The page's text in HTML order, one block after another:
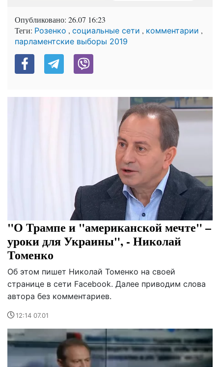
Опубликовано: 26.07 16:23
Теги: Розенко , социальные сети , комментарии ,
парламентские выборы 2019
"О Трампе и "американской мечте" –
уроки для Украины", - Николай
Томенко
Об этом пишет Николай Томенко на своей
странице в сети Facebook. Далее приводим слова
автора без комментариев.
12:14 07.01